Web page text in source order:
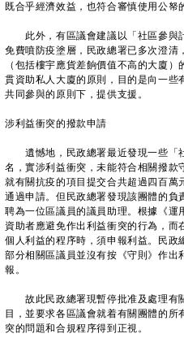
既合乎經濟效益，也符合審慎使用公帑
此外，有區議會建議以「社區參與
免費噴防疫塗層，民政總署已多次澄
（包括樓宇應貨差餉價值不高的大廈
貫資助私人大廈的原則，目的是向一
共同參與的原則下，提供支援。
涉利益衝突的撥款申請
遺憾地，民政總署最近發現一些「
名，實涉利益衝突，未能符合相關撥款
就有關抗疫的項目提交合共超過四百
通過申請。但民政總署發現該團體的負
聘為一位區議員的議員助理。根據《
資助者應避免作出利益衝突的行為，
個人利益的程序時，須申報利益。民政
部分相關區議員並沒有按《守則》作出
報。
故此民政總署現暫停批准及處理有
目，並要求各區議會就着有關團體的
突的問題和合規程序得到正視。